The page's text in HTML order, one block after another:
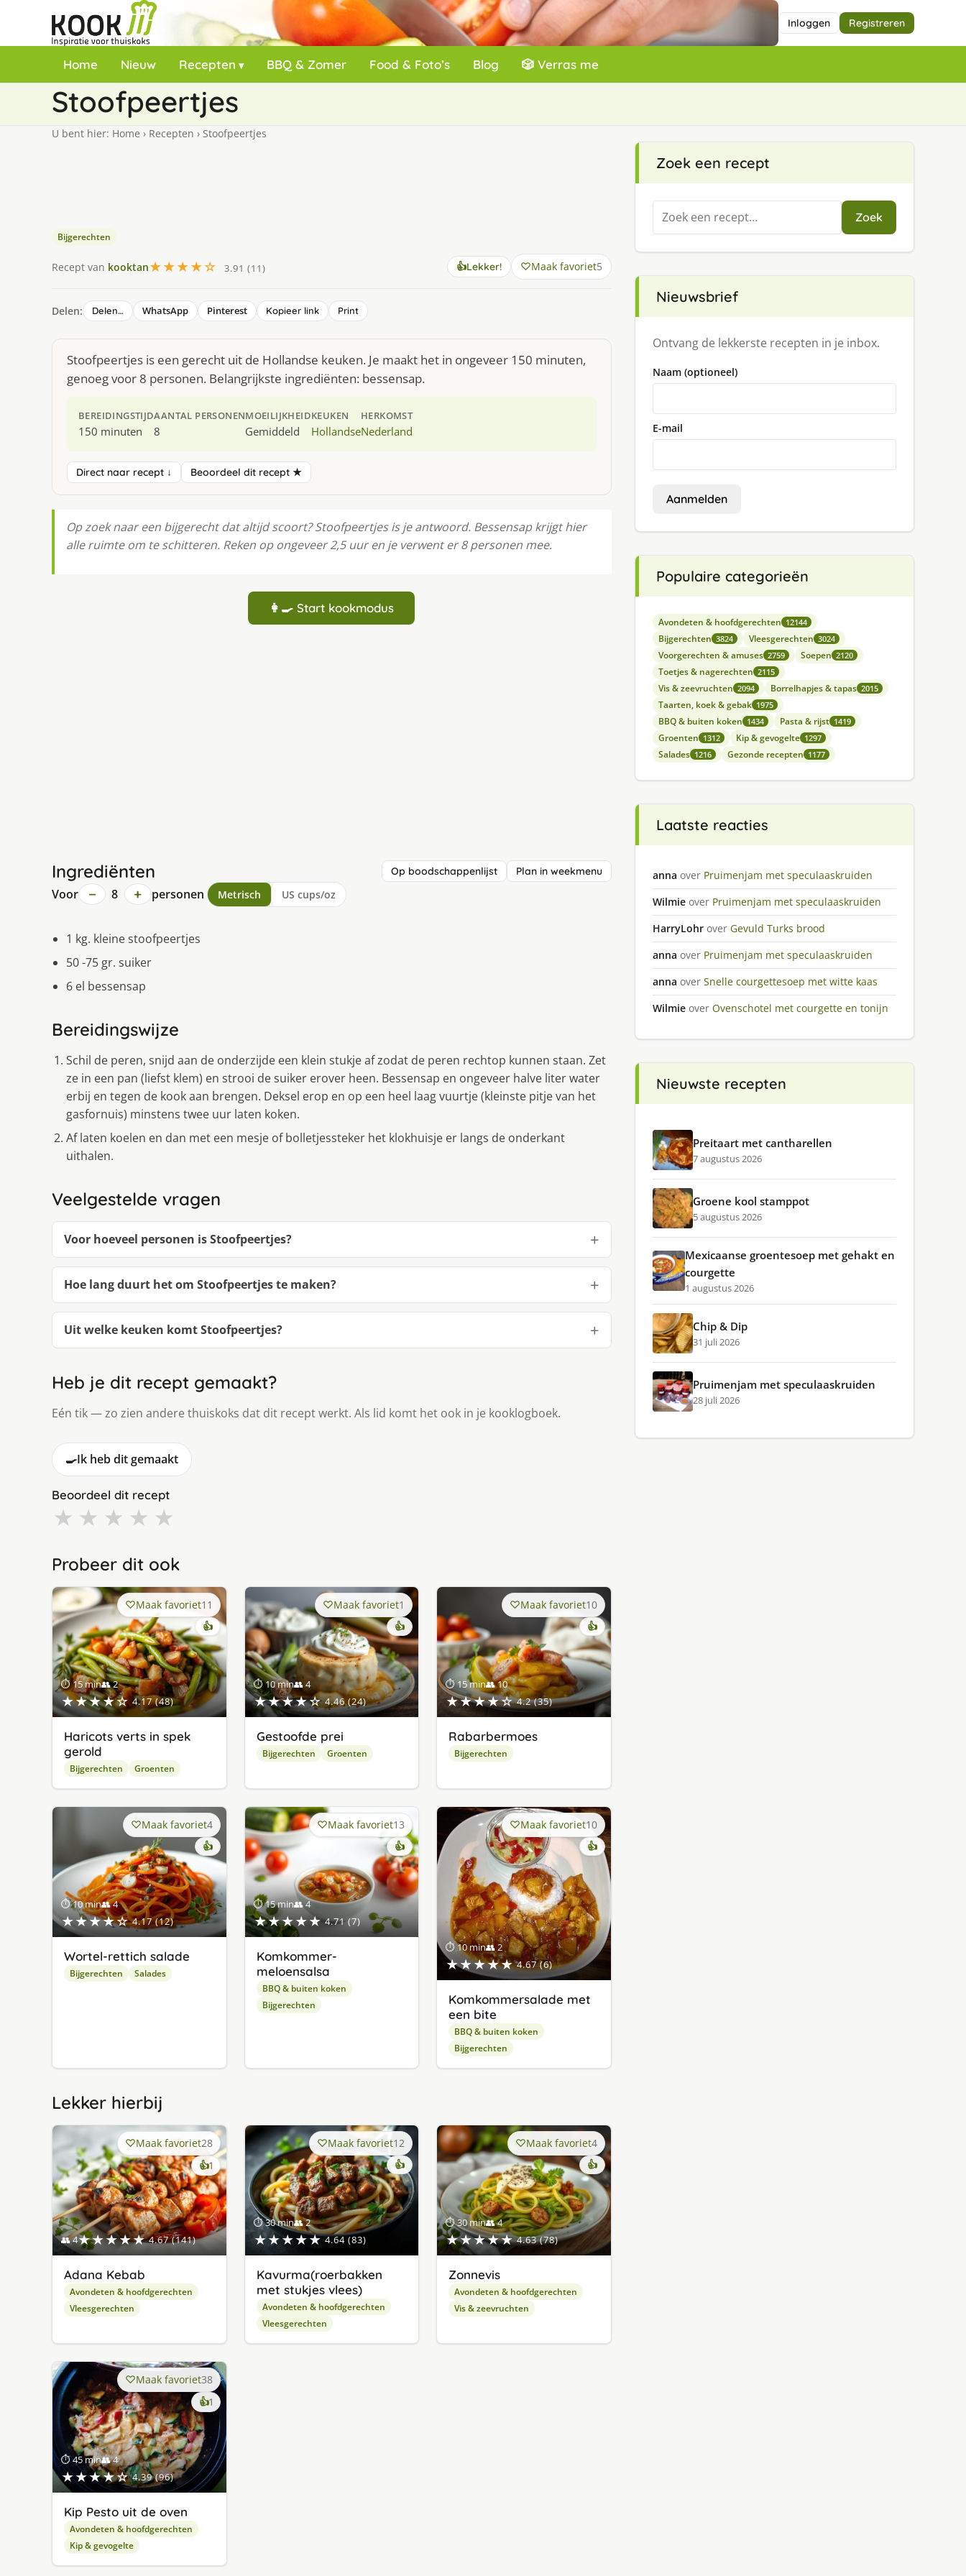
Inloggen Registreren
Home Nieuw Recepten BBQ & Zomer Food & Foto’s Blog 🎲 Verras me
Stoofpeertjes
U bent hier: Home › Recepten › Stoofpeertjes
Bijgerechten
Recept van kooktan★★★★☆ 3.91 (11) 👍Lekker! Maak favoriet5
Delen: Delen… WhatsApp Pinterest Kopieer link Print
Stoofpeertjes is een gerecht uit de Hollandse keuken. Je maakt het in ongeveer 150 minuten,
genoeg voor 8 personen. Belangrijkste ingrediënten: bessensap.
BEREIDINGSTIJD
150 minuten
AANTAL PERSONEN
8
MOEILIJKHEID
Gemiddeld
KEUKEN
Hollandse
HERKOMST
Nederland
Direct naar recept ↓ Beoordeel dit recept ★
Op zoek naar een bijgerecht dat altijd scoort? Stoofpeertjes is je antwoord. Bessensap krijgt hier
alle ruimte om te schitteren. Reken op ongeveer 2,5 uur en je verwent er 8 personen mee.
👩‍🍳 Start kookmodus
Ingrediënten Op boodschappenlijst Plan in weekmenu
Voor − 8 + personen Metrisch US cups/oz
1 kg. kleine stoofpeertjes
50 -75 gr. suiker
6 el bessensap
Bereidingswijze
Schil de peren, snijd aan de onderzijde een klein stukje af zodat de peren rechtop kunnen staan. Zet
ze in een pan (liefst klem) en strooi de suiker erover heen. Bessensap en ongeveer halve liter water
erbij en tegen de kook aan brengen. Deksel erop en op een heel laag vuurtje (kleinste pitje van het
gasfornuis) minstens twee uur laten koken.
Af laten koelen en dan met een mesje of bolletjessteker het klokhuisje er langs de onderkant
uithalen.
Veelgestelde vragen
Voor hoeveel personen is Stoofpeertjes?
Hoe lang duurt het om Stoofpeertjes te maken?
Uit welke keuken komt Stoofpeertjes?
Heb je dit recept gemaakt?
Eén tik — zo zien andere thuiskoks dat dit recept werkt. Als lid komt het ook in je kooklogboek.
🍳Ik heb dit gemaakt
Beoordeel dit recept
★ ★ ★ ★ ★
Probeer dit ook
⏱ 15 min👥 2
★★★★☆ 4.17 (48)
Maak favoriet11
👍
Haricots verts in spek
gerold
Bijgerechten Groenten
⏱ 10 min👥 4
★★★★☆ 4.46 (24)
Maak favoriet1
👍
Gestoofde prei
Bijgerechten Groenten
⏱ 15 min👥 10
★★★★☆ 4.2 (35)
Maak favoriet10
👍
Rabarbermoes
Bijgerechten
⏱ 10 min👥 4
★★★★☆ 4.17 (12)
Maak favoriet4
👍
Wortel-rettich salade
Bijgerechten Salades
⏱ 15 min👥 4
★★★★★ 4.71 (7)
Maak favoriet13
👍
Komkommer-
meloensalsa
BBQ & buiten koken
Bijgerechten
⏱ 10 min👥 2
★★★★★ 4.67 (6)
Maak favoriet10
👍
Komkommersalade met
een bite
BBQ & buiten koken
Bijgerechten
Lekker hierbij
👥 4★★★★★ 4.67 (141)
Maak favoriet28
👍1keer
lekker
gevonden
Adana Kebab
Avondeten & hoofdgerechten
Vleesgerechten
⏱ 30 min👥 2
★★★★★ 4.64 (83)
Maak favoriet12
👍
Kavurma(roerbakken
met stukjes vlees)
Avondeten & hoofdgerechten
Vleesgerechten
⏱ 30 min👥 4
★★★★★ 4.63 (78)
Maak favoriet4
👍
Zonnevis
Avondeten & hoofdgerechten
Vis & zeevruchten
⏱ 45 min👥 4
★★★★☆ 4.39 (96)
Maak favoriet38
👍1keer
lekker
gevonden
Kip Pesto uit de oven
Avondeten & hoofdgerechten
Kip & gevogelte
Zoek een recept
Zoeken
naar:
Zoek
Nieuwsbrief
Ontvang de lekkerste recepten in je inbox.
Naam (optioneel)
E-mail
Aanmelden
Populaire categorieën
Avondeten & hoofdgerechten 12144
Bijgerechten 3824 Vleesgerechten 3024
Voorgerechten & amuses 2759 Soepen 2120
Toetjes & nagerechten 2115
Vis & zeevruchten 2094 Borrelhapjes & tapas 2015
Taarten, koek & gebak 1975
BBQ & buiten koken 1434 Pasta & rijst 1419
Groenten 1312 Kip & gevogelte 1297
Salades 1216 Gezonde recepten 1177
Laatste reacties
anna over Pruimenjam met speculaaskruiden
Wilmie over Pruimenjam met speculaaskruiden
HarryLohr over Gevuld Turks brood
anna over Pruimenjam met speculaaskruiden
anna over Snelle courgettesoep met witte kaas
Wilmie over Ovenschotel met courgette en tonijn
Nieuwste recepten
Preitaart met cantharellen
7 augustus 2026
Groene kool stamppot
5 augustus 2026
Mexicaanse groentesoep met gehakt en
courgette
1 augustus 2026
Chip & Dip
31 juli 2026
Pruimenjam met speculaaskruiden
28 juli 2026